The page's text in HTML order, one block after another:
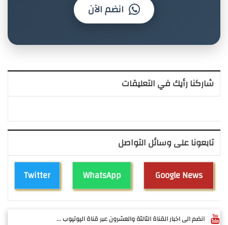
انضم الآن
شاركنا رأيك في التعليقات
تابعونا على وسائل التواصل
Twitter WhatsApp Google News
انضم الى اخبار القناة الثالثة والعشرون عبر قناة اليوتيوب ...